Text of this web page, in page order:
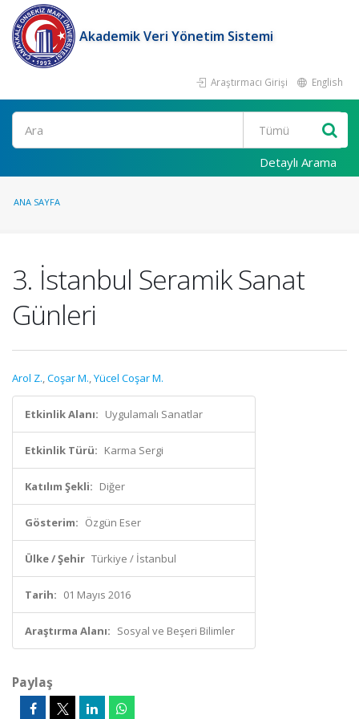
Akademik Veri Yönetim Sistemi
Araştırmacı Girişi English
Ara
Detaylı Arama
ANA SAYFA
3. İstanbul Seramik Sanat
Günleri
Arol Z.,Coşar M.,Yücel Coşar M.
Etkinlik Alanı: Uygulamalı Sanatlar
Etkinlik Türü: Karma Sergi
Katılım Şekli: Diğer
Gösterim: Özgün Eser
Ülke / Şehir Türkiye / İstanbul
Tarih: 01 Mayıs 2016
Araştırma Alanı: Sosyal ve Beşeri Bilimler
Paylaş